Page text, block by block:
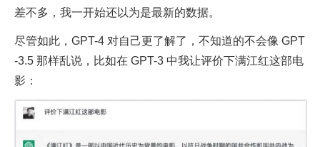
差不多，我一开始还以为是最新的数据。
尽管如此，GPT-4 对自己更了解了，不知道的不会像 GPT
-3.5 那样乱说，比如在 GPT-3 中我让评价下满江红这部电
影：